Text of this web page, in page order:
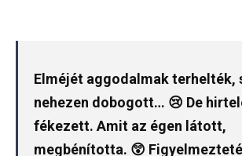
Elméjét aggodalmak terhelték,
nehezen dobogott… 😢 De
fékezett. Amit az égen látott,
megbénította. 😲